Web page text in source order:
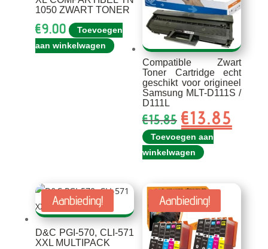
1050 ZWART TONER
€9.00
Toevoegen
aan winkelwagen
Compatible Zwart
Toner Cartridge echt
geschikt voor origineel
Samsung MLT-D111S /
D111L
€15.85
prijs
was:
€15.85.
€13.85
prijs
Toevoegen aan
winkelwagen
Aanbieding!
D&C PGI-570, CLI-571
XXL MULTIPACK
Aanbieding!